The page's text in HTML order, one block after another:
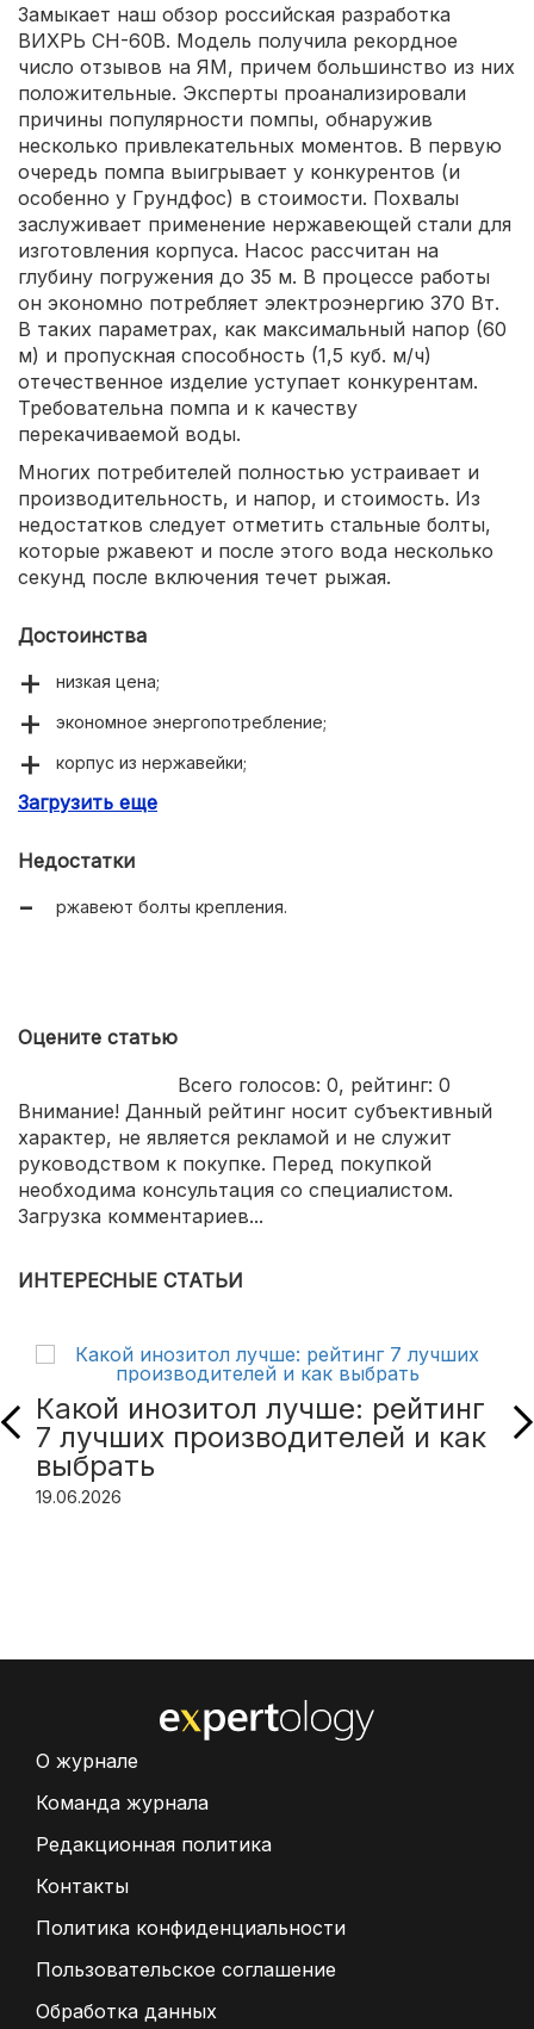
Замыкает наш обзор российская разработка
ВИХРЬ СН-60В. Модель получила рекордное
число отзывов на ЯМ, причем большинство из них
положительные. Эксперты проанализировали
причины популярности помпы, обнаружив
несколько привлекательных моментов. В первую
очередь помпа выигрывает у конкурентов (и
особенно у Грундфос) в стоимости. Похвалы
заслуживает применение нержавеющей стали для
изготовления корпуса. Насос рассчитан на
глубину погружения до 35 м. В процессе работы
он экономно потребляет электроэнергию 370 Вт.
В таких параметрах, как максимальный напор (60
м) и пропускная способность (1,5 куб. м/ч)
отечественное изделие уступает конкурентам.
Требовательна помпа и к качеству
перекачиваемой воды.
Многих потребителей полностью устраивает и
производительность, и напор, и стоимость. Из
недостатков следует отметить стальные болты,
которые ржавеют и после этого вода несколько
секунд после включения течет рыжая.
Достоинства
низкая цена;
экономное энергопотребление;
корпус из нержавейки;
надежность.
Загрузить еще
Недостатки
ржавеют болты крепления.
Оцените статью
Всего голосов: 0, рейтинг: 0
Внимание! Данный рейтинг носит субъективный
характер, не является рекламой и не служит
руководством к покупке. Перед покупкой
необходима консультация со специалистом.
Загрузка комментариев...
ИНТЕРЕСНЫЕ СТАТЬИ
Какой инозитол лучше: рейтинг
7 лучших производителей и как
выбрать
19.06.2026
О журнале
Команда журнала
Редакционная политика
Контакты
Политика конфиденциальности
Пользовательское соглашение
Обработка данных